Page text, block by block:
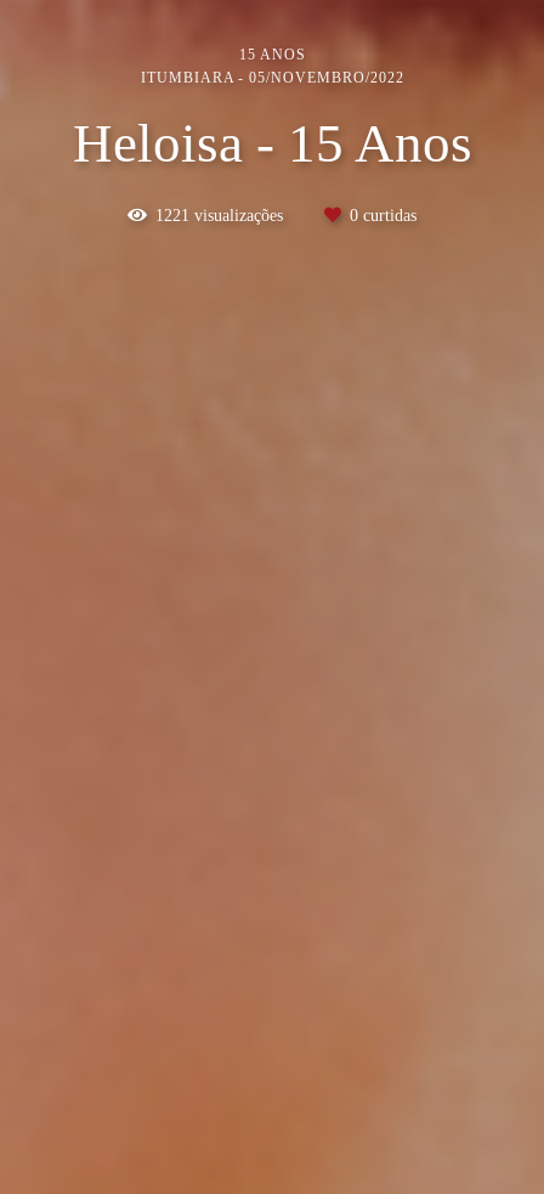
15 ANOS
ITUMBIARA
05/NOVEMBRO/2022
Heloisa - 15 Anos
1221 visualizações 0 curtidas